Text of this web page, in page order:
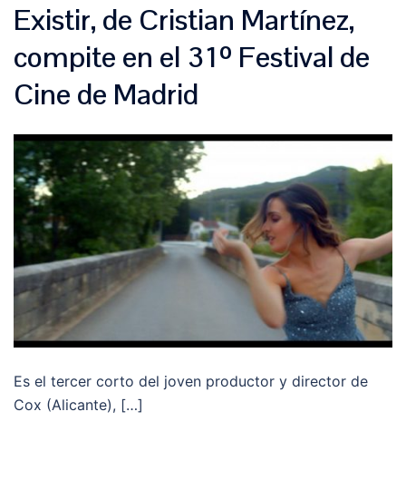
Existir, de Cristian Martínez,
compite en el 31º Festival de
Cine de Madrid
Es el tercer corto del joven productor y director de
Cox (Alicante), […]